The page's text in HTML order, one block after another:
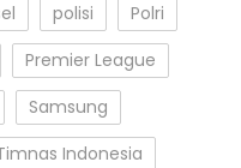
polisi
Polri
Premier League
Samsung
Indonesia